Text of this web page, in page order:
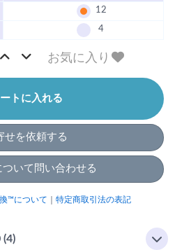
12
4
お気に入り
トに入れる
せを依頼する
ついて問い合わせる
™について 特定商取引法の表記
(4)